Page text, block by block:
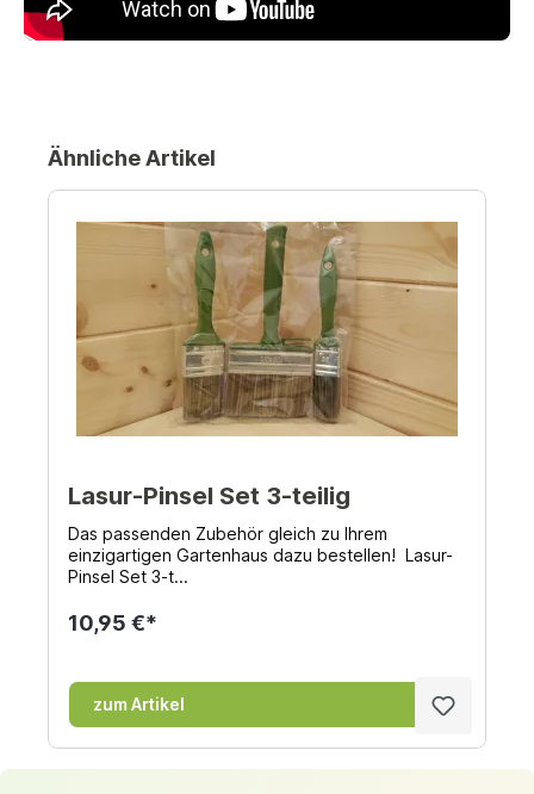
Ähnliche Artikel
Lasur-Pinsel Set 3-teilig
Das passenden Zubehör gleich zu Ihrem
einzigartigen Gartenhaus dazu bestellen! Lasur-
Pinsel Set 3-t...
10,95 €*
zum Artikel